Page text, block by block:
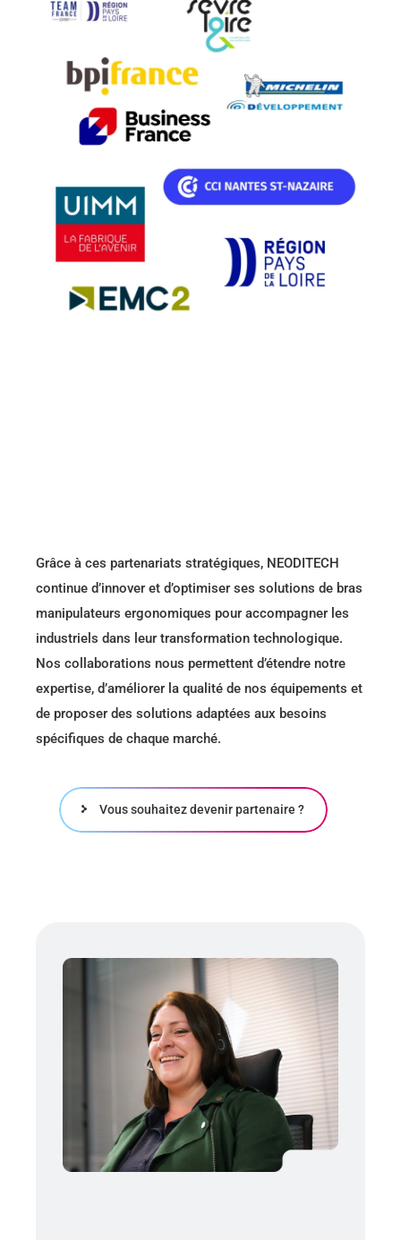
Grâce à ces partenariats stratégiques, NEODITECH
continue d’innover et d’optimiser ses solutions de bras
manipulateurs ergonomiques pour accompagner les
industriels dans leur transformation technologique.
Nos collaborations nous permettent d’étendre notre
expertise, d’améliorer la qualité de nos équipements et
de proposer des solutions adaptées aux besoins
spécifiques de chaque marché.
Vous souhaitez devenir partenaire ?